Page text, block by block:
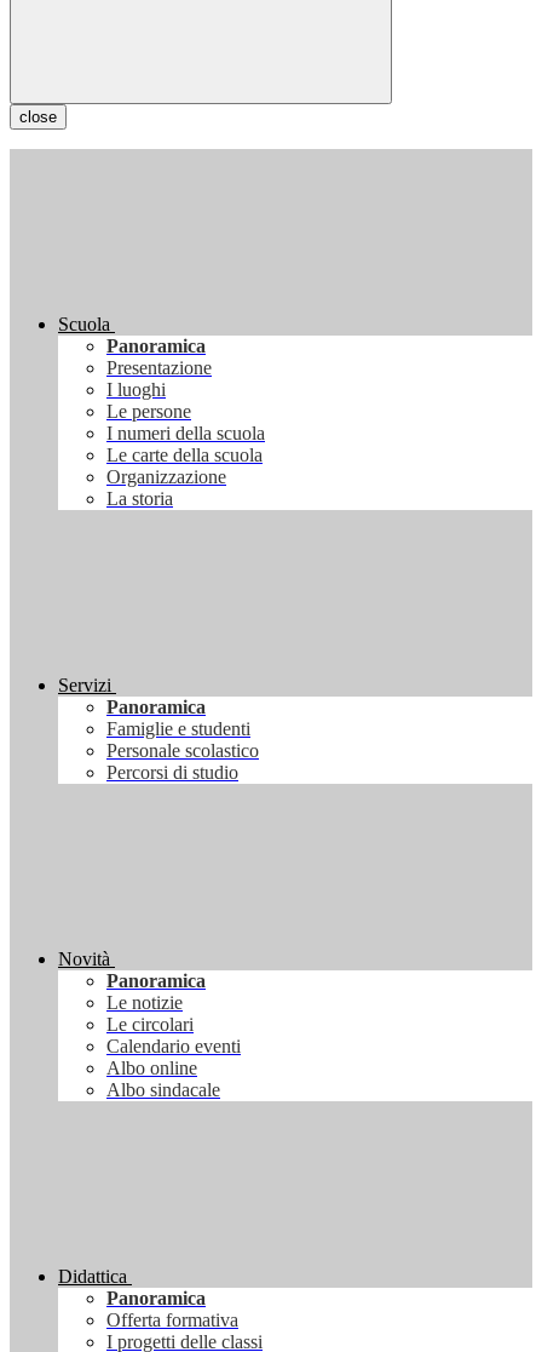
close
Scuola
Panoramica
Presentazione
I luoghi
Le persone
I numeri della scuola
Le carte della scuola
Organizzazione
La storia
Servizi
Panoramica
Famiglie e studenti
Personale scolastico
Percorsi di studio
Novità
Panoramica
Le notizie
Le circolari
Calendario eventi
Albo online
Albo sindacale
Didattica
Panoramica
Offerta formativa
I progetti delle classi